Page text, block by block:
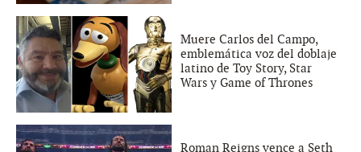
Muere Carlos del Campo,
emblemática voz del doblaje
latino de Toy Story, Star
Wars y Game of Thrones
Roman Reigns vence a Seth